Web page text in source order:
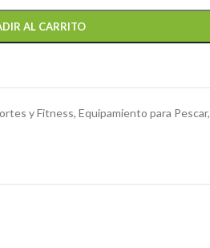
AL CARRITO
y Fitness, Equipamiento para Pescar,